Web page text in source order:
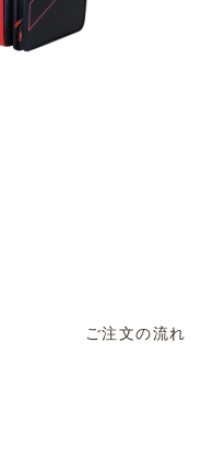
ご注文の流れ